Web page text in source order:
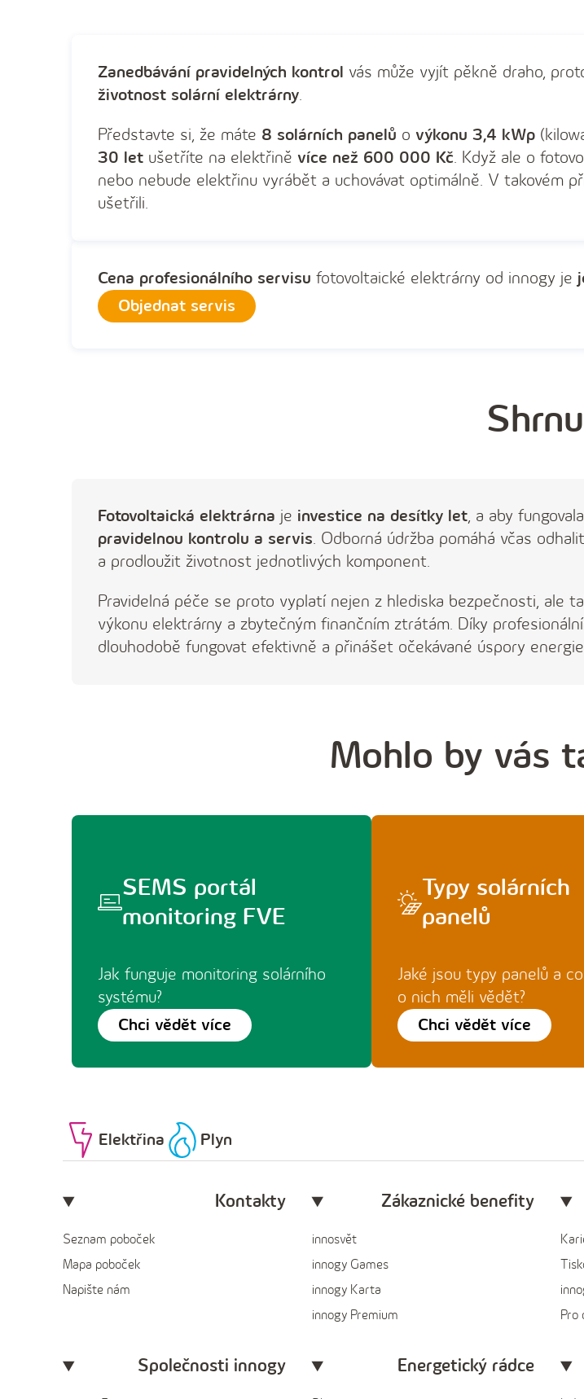
Zanedbávání pravidelných kontrol vás může vyjít pěkně draho,
životnost solární elektrárny.
Představte si, že máte 8 solárních panelů o výkonu 3,4 kWp
30 let ušetříte na elektřině více než 600 000 Kč. Když ale o
nebo nebude elektřinu vyrábět a uchovávat optimálně. V takovém
ušetřili.
Cena profesionálního servisu fotovoltaické elektrárny od innogy je
Objednat servis
Fotovoltaická elektrárna je investice na desítky let, a aby
pravidelnou kontrolu a servis. Odborná údržba pomáhá včas
a prodloužit životnost jednotlivých komponent.
Pravidelná péče se proto vyplatí nejen z hlediska bezpečnosti, ale
výkonu elektrárny a zbytečným finančním ztrátám. Díky
dlouhodobě fungovat efektivně a přinášet očekávané úspory
Mohlo by vás
SEMS portál
monitoring FVE
Jak funguje monitoring solárního
systému?
Chci vědět více
Typy solárních
panelů
Jaké jsou typy panelů a
o nich měli vědět?
Chci vědět více
Elektřina Plyn
Kontakty
Seznam poboček
Mapa poboček
Napište nám
Zákaznické benefity
innosvět
innogy Games
innogy Karta
innogy Premium
Pro
Společnosti innogy Energetický rádce